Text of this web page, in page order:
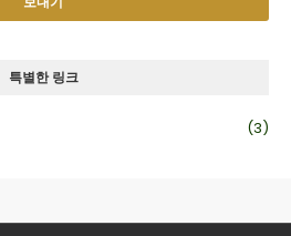
특별한 링크
(3)